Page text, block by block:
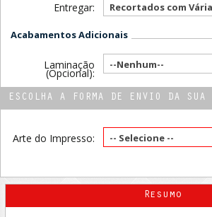
Entregar:
Acabamentos Adicionais
Laminação
(Opcional):
--Nenhum--
ESCOLHA A FORMA DE ENVIO DA SUA
Arte do Impresso: -- Selecione --
Resumo